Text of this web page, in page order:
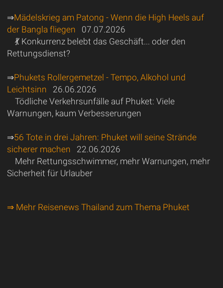
⇒Mädelskrieg am Patong - Wenn die High Heels auf
der Bangla fliegen 07.07.2026
💃 Konkurrenz belebt das Geschäft... oder den
Rettungsdienst?
⇒Phukets Rollergemetzel - Tempo, Alkohol und
Leichtsinn 26.06.2026
Tödliche Verkehrsunfälle auf Phuket: Viele
Warnungen, kaum Verbesserungen
⇒56 Tote in drei Jahren: Phuket will seine Strände
sicherer machen 22.06.2026
Mehr Rettungsschwimmer, mehr Warnungen, mehr
Sicherheit für Urlauber
⇒ Mehr Reisenews Thailand zum Thema Phuket